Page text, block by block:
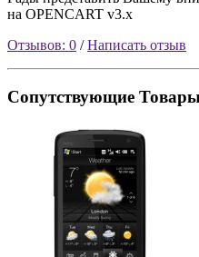
на OPENCART v3.x
Отзывов: 0 /Написать отзыв
Сопутствующие